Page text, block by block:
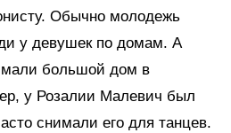
Обычно молодежь
у девушек по домам. А
большой дом в
у Розалии Малевич был
снимали его для танцев.